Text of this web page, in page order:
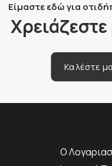
Είμαστε εδώ για
Καλέστε
Ο